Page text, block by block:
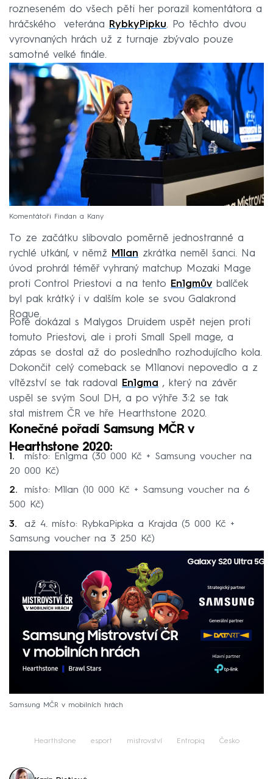
rozneseném do všech pěti her porazil komentátora a
hráčského veterána
RybkyPipku. Po těchto dvou
vyrovnaných hrách už z turnaje zbývalo pouze
samotné velké finále.
Komentátoři Findan a Kany
To ze začátku slibovalo poměrně jednostranné a
rychlé utkání, v němž
M1lan zkrátka neměl šanci. Na
úvod prohrál téměř vyhraný matchup Mozaki Mage
proti Control Priestovi a na tento
En1gmův balíček
byl pak krátký i v dalším kole se svou Galakrond
Rogue.
Poté dokázal s Malygos Druidem uspět nejen proti
tomuto Priestovi, ale i proti Small Spell mage, a
zápas se dostal až do posledního rozhodujícího kola.
Dokončit celý comeback se M1lanovi nepovedlo a z
vítězství se tak radoval
En1gma , který na závěr
uspěl se svým Soul DH, a po výhře 3:2 se tak
stal mistrem ČR ve hře Hearthstone 2020.
Konečné pořadí Samsung MČR v
Hearthstone 2020:
místo: En1gma (30 000 Kč + Samsung voucher na
20 000 Kč)
místo: M1lan (10 000 Kč + Samsung voucher na 6
500 Kč)
až 4. místo: RybkaPipka a Krajda (5 000 Kč +
Samsung voucher na 3 250 Kč)
Samsung MČR v mobilních hrách
Hearthstone esport mistrovství Entropiq Česko